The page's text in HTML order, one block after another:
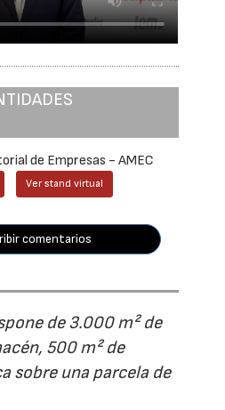
de Empresas - AMEC
Ver stand virtual
comentarios
de 3.000 m² de
500 m² de
sobre una parcela de